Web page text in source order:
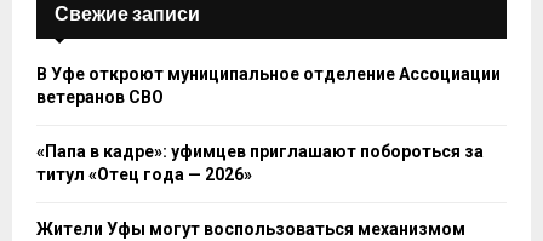
Свежие записи
В Уфе откроют муниципальное отделение Ассоциации
ветеранов СВО
«Папа в кадре»: уфимцев приглашают побороться за
титул «Отец года — 2026»
Жители Уфы могут воспользоваться механизмом